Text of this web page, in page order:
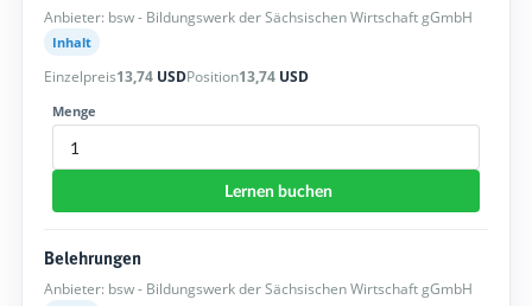
Anbieter: bsw - Bildungswerk der Sächsischen Wirtschaft gGmbH
Inhalt
Einzelpreis13,74USDPosition13,74USD
Menge
Lernen buchen
Belehrungen
Anbieter: bsw - Bildungswerk der Sächsischen Wirtschaft gGmbH